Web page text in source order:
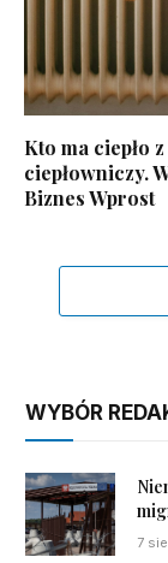
Kto ma ciepło
ciepłowniczy.
Biznes Wprost
WYBÓR
7